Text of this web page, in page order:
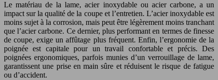
Le matériau de la lame, acier inoxydable ou acier carbone, a un
impact sur la qualité de la coupe et l’entretien. L’acier inoxydable est
moins sujet à la corrosion, mais peut être légèrement moins tranchant
que l’acier carbone. Ce dernier, plus performant en termes de finesse
de coupe, exige un affûtage plus fréquent. Enfin, l’ergonomie de la
poignée est capitale pour un travail confortable et précis. Des
poignées ergonomiques, parfois munies d’un verrouillage de lame,
garantissent une prise en main sûre et réduisent le risque de fatigue
ou d’accident.